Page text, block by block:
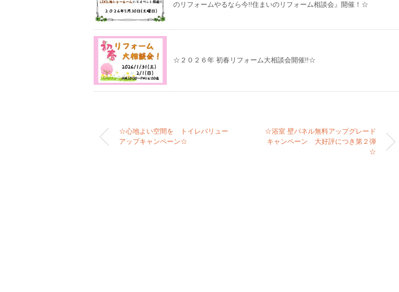
のリフォームやるなら今!!住まいのリフォーム相談会』開催！☆
☆２０２６年 初春リフォーム大相談会開催!!☆
☆心地よい空間を トイレバリュー
アップキャンペーン☆
☆浴室 壁パネル無料アップグレード
キャンペーン 大好評につき第２弾
☆